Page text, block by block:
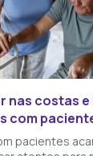
nas costas e
com
pacientes